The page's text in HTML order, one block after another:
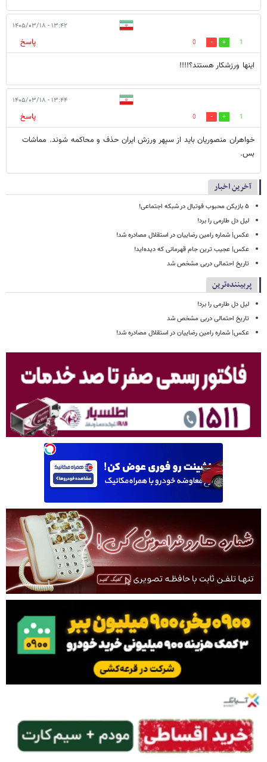
۱۳:۴۲ - ۱۴۰۵/۰۳/۱۸
1
0
پاسخ
اینها ورزشکار هستند؟!!!!
۱۳:۴۴ - ۱۴۰۵/۰۳/۱۸
1
0
پاسخ
خواهران منصوریان باید از سپهر ورزش ایران حذف و محاکمه شوند. مماشات
بس.
آخرین اخبار
۵ بازیکن محبوب فوتبال در شبکه اجتماعی!
لیل دل طارمی را برد!
عکس| شماره رامین رضاییان در استقلال مصادره شد!
عکس| عجیب ترین جام قهرمانی که دیده‌اید!
تاریخ احتمالی دربی مشخص شد
پربیننده‌ترین
لیل دل طارمی را برد!
تاریخ احتمالی دربی مشخص شد
عکس| شماره رامین رضاییان در استقلال مصادره شد!